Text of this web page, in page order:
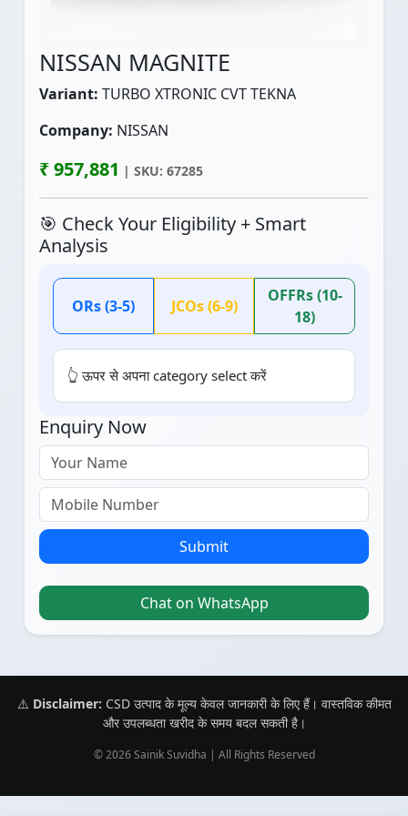
NISSAN MAGNITE
Variant: TURBO XTRONIC CVT TEKNA
Company: NISSAN
₹ 957,881 | SKU: 67285
🎯 Check Your Eligibility + Smart
Analysis
ORs (3-5) JCOs (6-9)
OFFRs (10-
18)
👆 ऊपर से अपना category select करें
Enquiry Now
Submit
Chat on WhatsApp
⚠️ Disclaimer: CSD उत्पाद के मूल्य केवल जानकारी के लिए हैं। वास्तविक कीमत
और उपलब्धता खरीद के समय बदल सकती है।
© 2026 Sainik Suvidha | All Rights Reserved